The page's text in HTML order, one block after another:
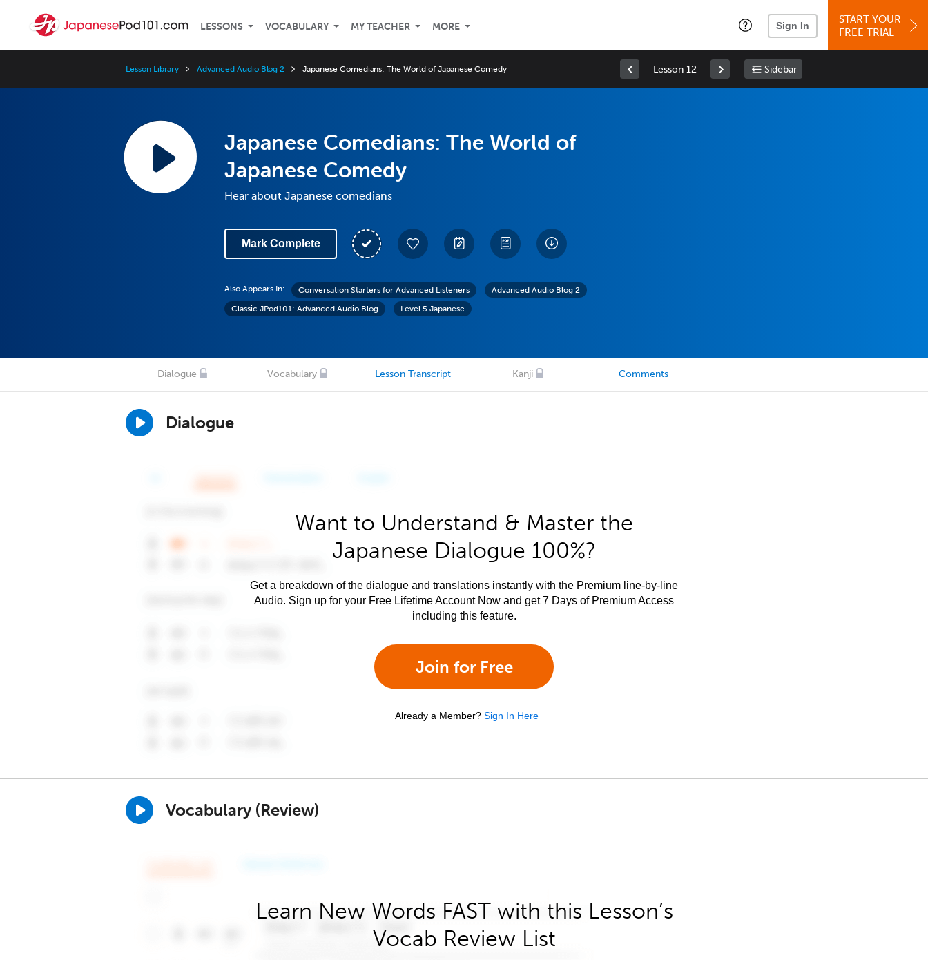
LESSONS VOCABULARY MY TEACHER MORE Sign In
START YOUR
FREE TRIAL
Lesson Library Advanced Audio Blog 2 Japanese Comedians: The World of Japanese Comedy Lesson 12 Sidebar
Japanese Comedians: The World of
Japanese Comedy
Hear about Japanese comedians
Mark Complete
Also Appears In: Conversation Starters for Advanced Listeners
Advanced Audio Blog 2
Classic JPod101: Advanced Audio Blog
Level 5 Japanese
Dialogue Vocabulary Lesson Transcript Kanji Comments
Dialogue
Want to Understand & Master the
Japanese Dialogue 100%?
Get a breakdown of the dialogue and translations instantly with the Premium line-by-line
Audio. Sign up for your Free Lifetime Account Now and get 7 Days of Premium Access
including this feature.
Join for Free
Already a Member? Sign In Here
Vocabulary (Review)
Learn New Words FAST with this Lesson’s
Vocab Review List